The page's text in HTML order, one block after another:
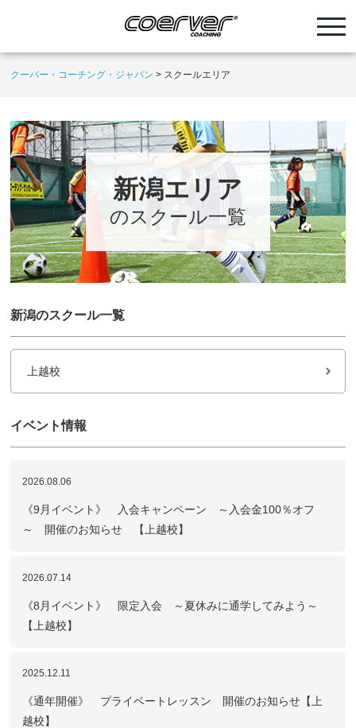
クーバー・コーチング・ジャパン > スクールエリア
新潟エリア
のスクール一覧
新潟のスクール一覧
上越校
イベント情報
2026.08.06
《9月イベント》 入会キャンペーン ～入会金100％オフ
～ 開催のお知らせ 【上越校】
2026.07.14
《8月イベント》 限定入会 ～夏休みに通学してみよう～
【上越校】
2025.12.11
《通年開催》 プライベートレッスン 開催のお知らせ【上
越校】